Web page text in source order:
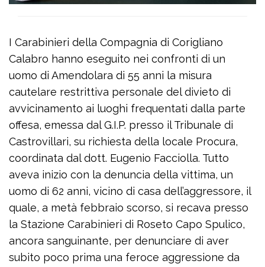
I Carabinieri della Compagnia di Corigliano
Calabro hanno eseguito nei confronti di un
uomo di Amendolara di 55 anni la misura
cautelare restrittiva personale del divieto di
avvicinamento ai luoghi frequentati dalla parte
offesa, emessa dal G.I.P. presso il Tribunale di
Castrovillari, su richiesta della locale Procura,
coordinata dal dott. Eugenio Facciolla. Tutto
aveva inizio con la denuncia della vittima, un
uomo di 62 anni, vicino di casa dell’aggressore, il
quale, a metà febbraio scorso, si recava presso
la Stazione Carabinieri di Roseto Capo Spulico,
ancora sanguinante, per denunciare di aver
subito poco prima una feroce aggressione da